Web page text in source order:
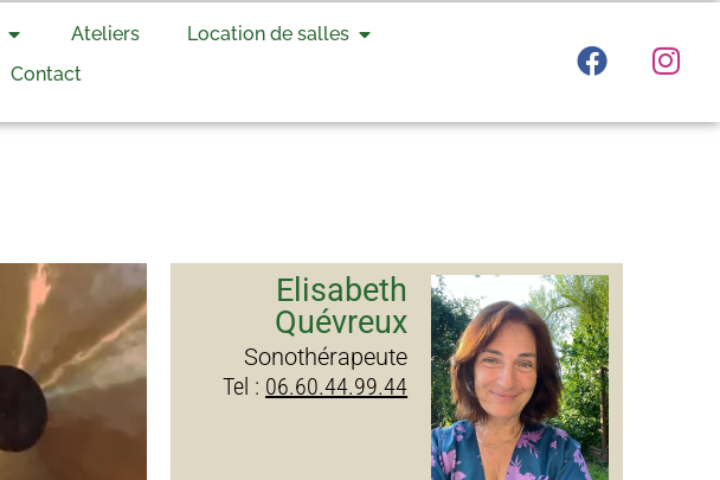
Ateliers
Location de salles
Contact
Elisabeth
Quévreux
Sonothérapeute
Tel : 06.60.44.99.44